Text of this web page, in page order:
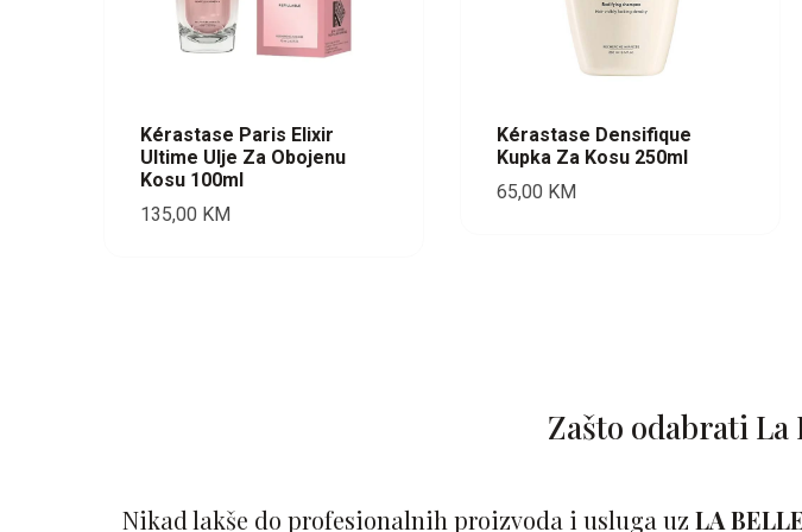
Kérastase Paris Elixir
Ultime Ulje Za Obojenu
Kosu 100ml
135,00 KM
Kérastase Densifique
Kupka Za Kosu 250ml
65,00 KM
Zašto odabrati La
Nikad lakše do profesionalnih proizvoda i usluga uz LA